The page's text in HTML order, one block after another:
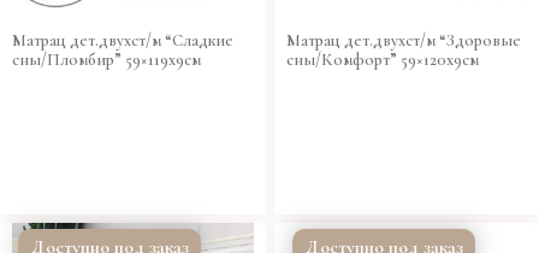
Матрац дет.двухст/м “Сладкие
сны/Пломбир” 59×119х9см
Матрац дет.двухст/м “Здоровые
сны/Комфорт” 59×120х9см
Доступно под заказ Доступно под заказ